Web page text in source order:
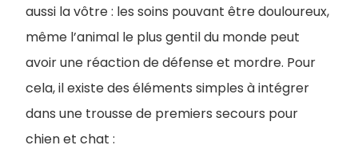
aussi la vôtre : les soins pouvant être douloureux,
même l’animal le plus gentil du monde peut
avoir une réaction de défense et mordre. Pour
cela, il existe des éléments simples à intégrer
dans une trousse de premiers secours pour
chien et chat :